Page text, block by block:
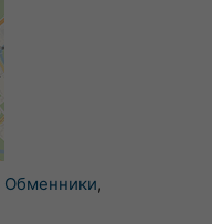
Обменники,